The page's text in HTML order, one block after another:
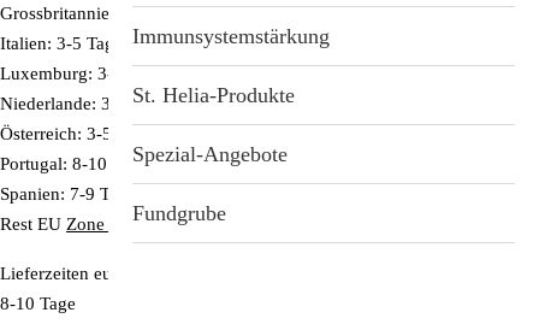
Grossbritannien: 4-6 Tage
Italien: 3-5 Tage
Luxemburg: 3-5 Tage
Niederlande: 3-5 Tage
Österreich: 3-5 Tage
Portugal: 8-10 Tage
Spanien: 7-9 Tage
Rest EU Zone 1* : 8-10 Tage
Lieferzeiten europäische Länder außerhalb der EU
8-10 Tage
Abonnement
Immunsystemstärkung
St. Helia-Produkte
Spezial-Angebote
Fundgrube